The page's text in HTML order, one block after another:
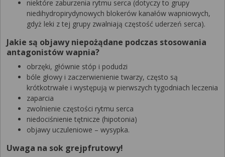
niektóre zaburzenia rytmu serca (dotyczy to grupy
niedihydropirydynowych blokerów kanałów wapniowych,
gdyż leki z tej grupy zwalniają częstość uderzeń serca).
Jakie są objawy niepożądane podczas stosowania
antagonistów wapnia?
obrzęki, głównie stóp i podudzi
bóle głowy i zaczerwienienie twarzy, często są
krótkotrwałe i występują w pierwszych tygodniach leczenia
zaparcia
zwolnienie częstości rytmu serca
niedociśnienie tętnicze (hipotonia)
objawy uczuleniowe – wysypka.
Uwaga na sok grejpfrutowy!